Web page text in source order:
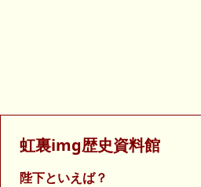
虹裏img歴史資料館
陛下といえば？